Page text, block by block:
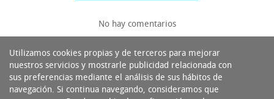
No hay comentarios
Utilizamos cookies propias y de terceros para mejorar
nuestros servicios y mostrarle publicidad relacionada con
sus preferencias mediante el análisis de sus hábitos de
navegación. Si continua navegando, consideramos que